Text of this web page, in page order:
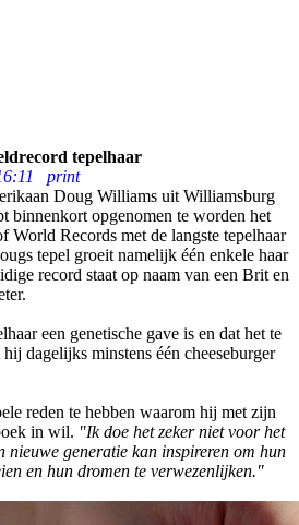
tepelhaar
print
Doug Williams uit Williamsburg
binnenkort opgenomen te worden het
World Records met de langste tepelhaar
tepel groeit namelijk één enkele haar
record staat op naam van een Brit en
een genetische gave is en dat het te
dagelijks minstens één cheeseburger
reden te hebben waarom hij met zijn
in wil. "Ik doe het zeker niet voor het
nieuwe generatie kan inspireren om hun
en hun dromen te verwezenlijken."